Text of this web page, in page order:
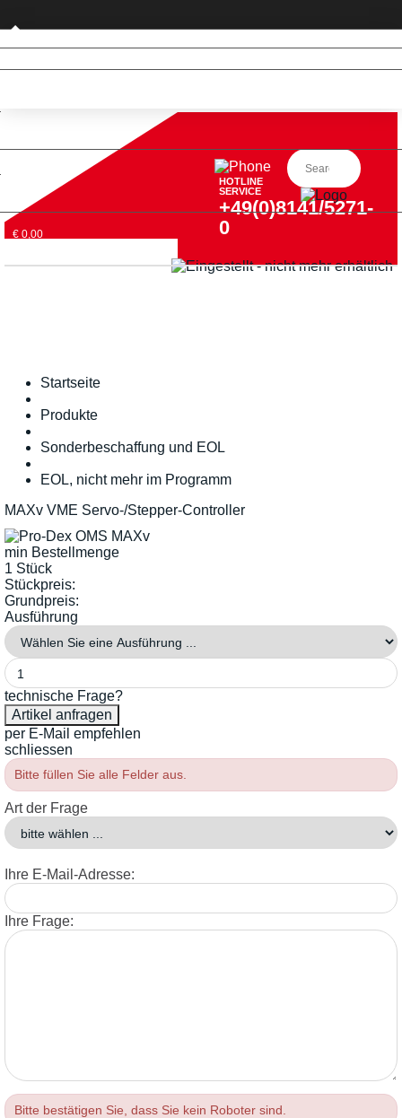
Privatkunde (nur DE)
€ 0,00
HOTLINE
SERVICE
+49(0)8141/5271-
0
Startseite
Produkte
Sonderbeschaffung und EOL
EOL, nicht mehr im Programm
MAXv VME Servo-/Stepper-Controller
min Bestellmenge
1 Stück
Stückpreis:
Grundpreis:
Ausführung
technische Frage?
per E-Mail empfehlen
schliessen
Bitte füllen Sie alle Felder aus.
Art der Frage
Ihre E-Mail-Adresse:
Ihre Frage:
Bitte bestätigen Sie, dass Sie kein Roboter sind.